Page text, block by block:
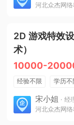
2D 游戏特效
术）
10000-
经验不限 学历不
休假制度宋小姐 · 经